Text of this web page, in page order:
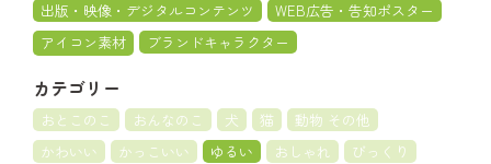
出版・映像・デジタルコンテンツ
WEB広告・告知ポスター
アイコン素材
ブランドキャラクター
カテゴリー
おとこのこ おんなのこ 犬 猫
動物 その他
かわいい
かっこいい ゆるい おしゃれ
びっくり